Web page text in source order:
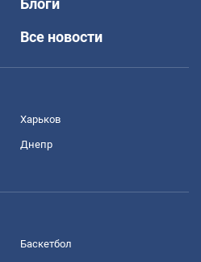
Блоги
Все новости
Харьков
Днепр
Баскетбол